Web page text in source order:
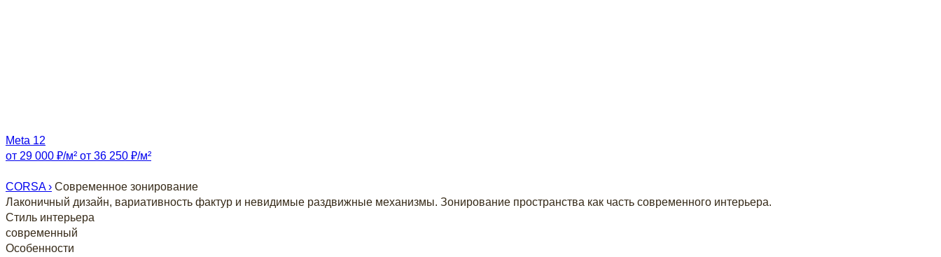
Meta 12
от 29 000 ₽/м² от 36 250 ₽/м²
CORSA › Современное зонирование
Лаконичный дизайн, вариативность фактур и невидимые раздвижные механизмы. Зонирование пространства как часть современного интерьера.
Стиль интерьера
современный
Особенности